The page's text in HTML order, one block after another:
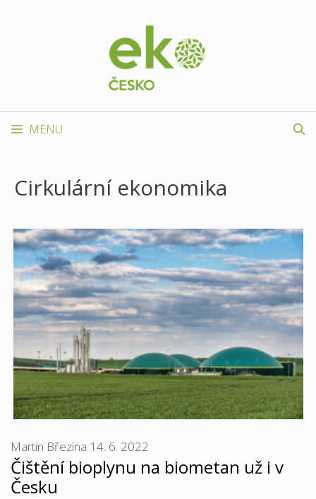
MENU
Cirkulární ekonomika
Čištění bioplynu na biometan už i v
Česku
Martin Březina 14. 6. 2022